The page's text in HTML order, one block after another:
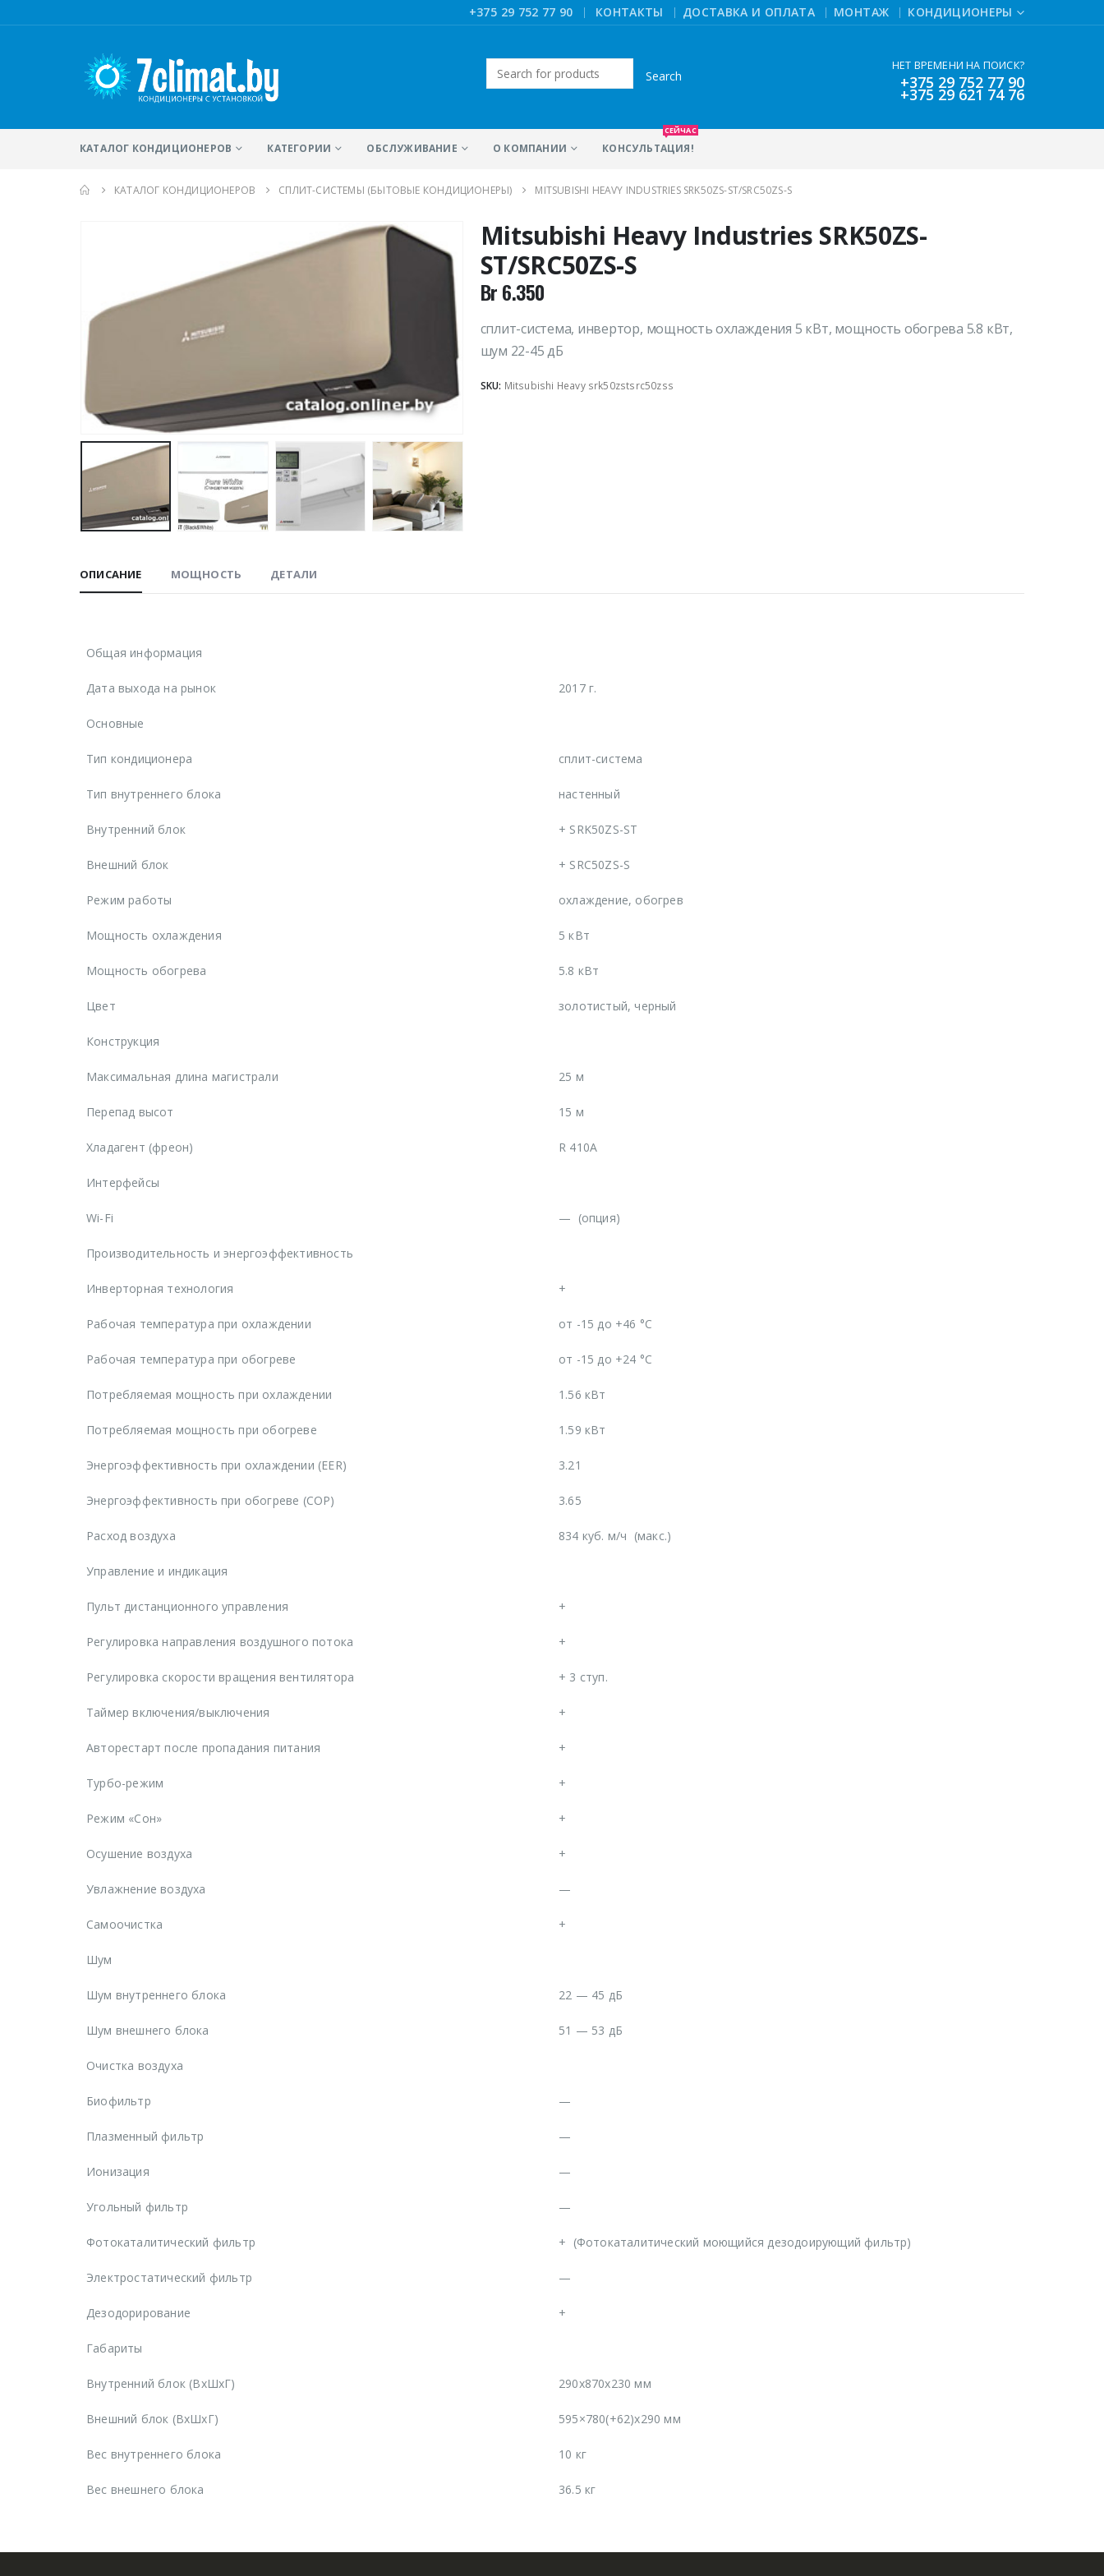
+375 29 752 77 90 | КОНТАКТЫ ДОСТАВКА И ОПЛАТА МОНТАЖ КОНДИЦИОНЕРЫ
Искать: НЕТ ВРЕМЕНИ НА ПОИСК?
+375 29 752 77 90
+375 29 621 74 76
КАТАЛОГ КОНДИЦИОНЕРОВ КАТЕГОРИИ ОБСЛУЖИВАНИЕ О КОМПАНИИ КОНСУЛЬТАЦИЯ!
СЕЙЧАС
КАТАЛОГ КОНДИЦИОНЕРОВ CПЛИТ-СИСТЕМЫ (БЫТОВЫЕ КОНДИЦИОНЕРЫ) MITSUBISHI HEAVY INDUSTRIES SRK50ZS-ST/SRC50ZS-S
Mitsubishi Heavy Industries SRK50ZS-
ST/SRC50ZS-S
Br6.350
сплит-система, инвертор, мощность охлаждения 5 кВт, мощность обогрева 5.8 кВт,
шум 22-45 дБ
SKU: Mitsubishi Heavy srk50zstsrc50zss
ОПИСАНИЕ МОЩНОСТЬ ДЕТАЛИ
Общая информация
Дата выхода на рынок 2017 г.
Основные
Тип кондиционера сплит-система
Тип внутреннего блока настенный
Внутренний блок + SRK50ZS-ST
Внешний блок + SRC50ZS-S
Режим работы охлаждение, обогрев
Мощность охлаждения 5 кВт
Мощность обогрева 5.8 кВт
Цвет золотистый, черный
Конструкция
Максимальная длина магистрали 25 м
Перепад высот 15 м
Хладагент (фреон) R 410A
Интерфейсы
Wi-Fi — (опция)
Производительность и энергоэффективность
Инверторная технология +
Рабочая температура при охлаждении от -15 до +46 °C
Рабочая температура при обогреве от -15 до +24 °C
Потребляемая мощность при охлаждении 1.56 кВт
Потребляемая мощность при обогреве 1.59 кВт
Энергоэффективность при охлаждении (EER) 3.21
Энергоэффективность при обогреве (COP) 3.65
Расход воздуха 834 куб. м/ч (макс.)
Управление и индикация
Пульт дистанционного управления +
Регулировка направления воздушного потока +
Регулировка скорости вращения вентилятора + 3 ступ.
Таймер включения/выключения +
Авторестарт после пропадания питания +
Турбо-режим +
Режим «Сон» +
Осушение воздуха +
Увлажнение воздуха —
Самоочистка +
Шум
Шум внутреннего блока 22 — 45 дБ
Шум внешнего блока 51 — 53 дБ
Очистка воздуха
Биофильтр —
Плазменный фильтр —
Ионизация —
Угольный фильтр —
Фотокаталитический фильтр + (Фотокаталитический моющийся дезодоирующий фильтр)
Электростатический фильтр —
Дезодорирование +
Габариты
Внутренний блок (ВхШхГ) 290x870x230 мм
Внешний блок (ВхШхГ) 595×780(+62)x290 мм
Вес внутреннего блока 10 кг
Вес внешнего блока 36.5 кг